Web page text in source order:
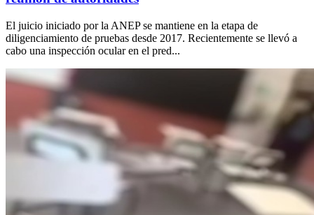
El juicio iniciado por la ANEP se mantiene en la etapa de
diligenciamiento de pruebas desde 2017. Recientemente se llevó a
cabo una inspección ocular en el pred...